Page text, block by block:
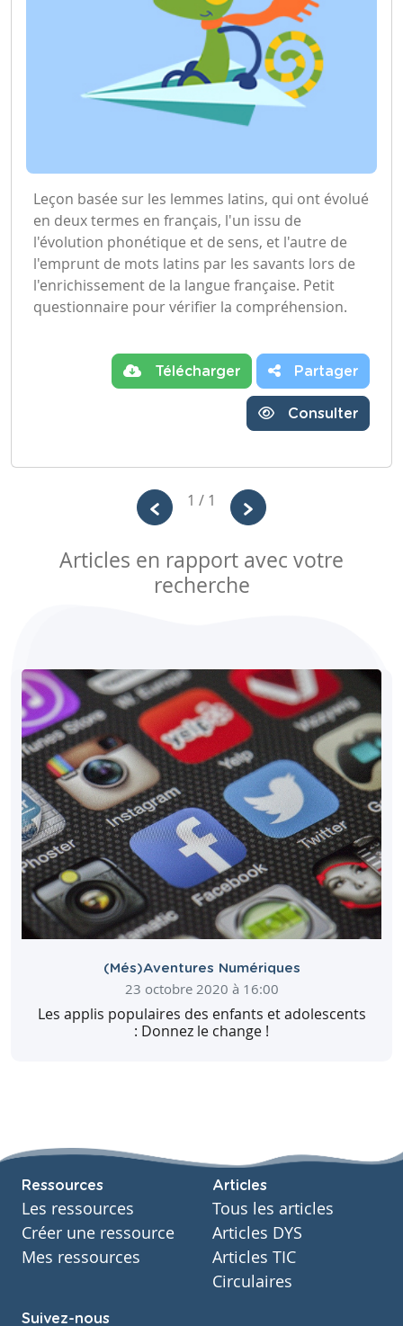
Leçon basée sur les lemmes latins, qui ont évolué
en deux termes en français, l'un issu de
l'évolution phonétique et de sens, et l'autre de
l'emprunt de mots latins par les savants lors de
l'enrichissement de la langue française. Petit
questionnaire pour vérifier la compréhension.
Télécharger Partager
Consulter
1 / 1
Articles en rapport avec votre
recherche
(Més)Aventures Numériques
23 octobre 2020 à 16:00
Les applis populaires des enfants et adolescents
: Donnez le change !
Ressources
Les ressources
Créer une ressource
Mes ressources
Articles
Tous les articles
Articles DYS
Articles TIC
Circulaires
Suivez-nous